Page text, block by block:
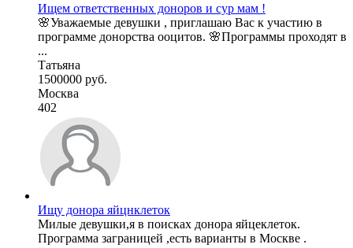
Ищем ответственных доноров и сур мам !
🌸Уважаемые девушки , приглашаю Вас к участию в
программе донорства ооцитов. 🌸Программы проходят в
...
Татьяна
1500000 руб.
Москва
402
Ищу донора яйцнклеток
Милые девушки,я в поисках донора яйцеклеток.
Программа заграницей ,есть варианты в Москве .